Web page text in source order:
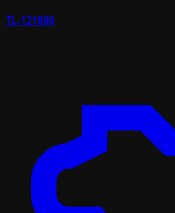
TL-121699